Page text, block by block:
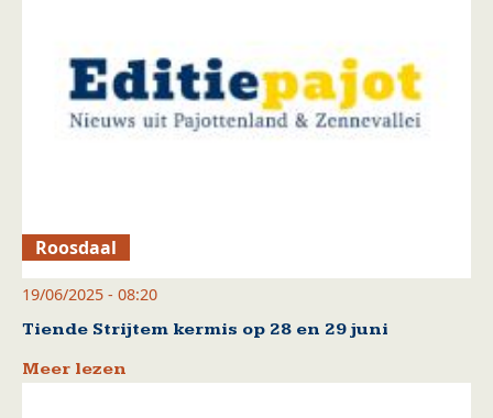
Roosdaal
19/06/2025 - 08:20
Tiende Strijtem kermis op 28 en 29 juni
Meer lezen